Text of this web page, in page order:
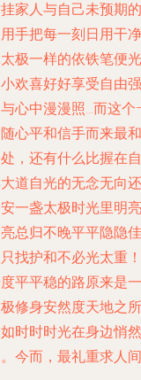
家人与自己未预期
手把每一刻日用干
极一样的依铁笔便
欢喜好好享受自由
心中漫漫照…而这
心平和信手而来最
，还有什么比握在
道自光的无念无向
一盏太极时光里明
总归不晚平平隐隐
找护和不必光太重
平平稳的路原来是
修身安然度天地之
时时时光在身边悄
今而，最礼重求人